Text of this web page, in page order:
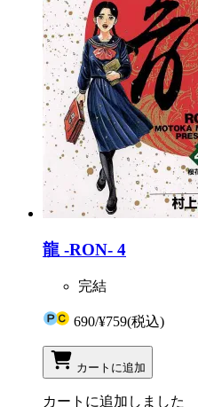
龍 -RON- 4
完結
690/¥759(税込)
カートに追加
カートに追加しました